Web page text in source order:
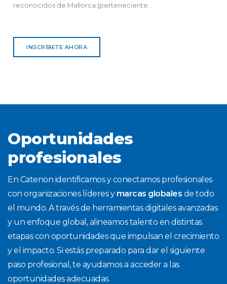
reconocidos de Mallorca (perteneciente...
INSCRÍBETE AHORA
Oportunidades
profesionales
En Catenon identificamos y conectamos profesionales
con organizaciones líderes y marcas globales de todo
el mundo. A través de herramientas digitales avanzadas
y un enfoque global, alineamos talento en distintas
etapas con oportunidades que impulsan el crecimiento
y el impacto. Si estás preparado para dar el siguiente
paso profesional, te ayudamos a acceder a las
oportunidades adecuadas.